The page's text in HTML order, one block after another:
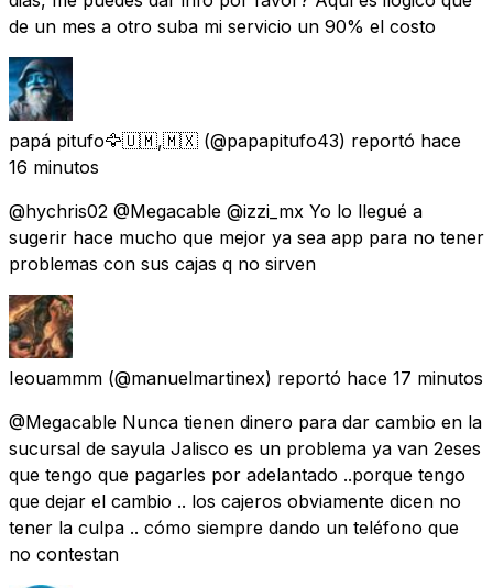
de un mes a otro suba mi servicio un 90% el costo
papá pitufo🦅🇺🇲,🇲🇽 (@papapitufo43) reportó hace
16 minutos
@hychris02 @Megacable @izzi_mx Yo lo llegué a
sugerir hace mucho que mejor ya sea app para no tener
problemas con sus cajas q no sirven
Ieouammm (@manuelmartinex) reportó hace 17 minutos
@Megacable Nunca tienen dinero para dar cambio en la
sucursal de sayula Jalisco es un problema ya van 2eses
que tengo que pagarles por adelantado ..porque tengo
que dejar el cambio .. los cajeros obviamente dicen no
tener la culpa .. cómo siempre dando un teléfono que
no contestan